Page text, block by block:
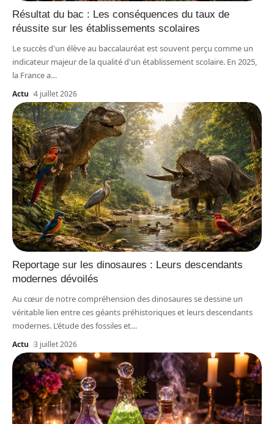
Résultat du bac : Les conséquences du taux de
réussite sur les établissements scolaires
Le succès d'un élève au baccalauréat est souvent perçu comme un
indicateur majeur de la qualité d'un établissement scolaire. En 2025,
la France a…
Actu 4 juillet 2026
Reportage sur les dinosaures : Leurs descendants
modernes dévoilés
Au cœur de notre compréhension des dinosaures se dessine un
véritable lien entre ces géants préhistoriques et leurs descendants
modernes. L’étude des fossiles et…
Actu 3 juillet 2026